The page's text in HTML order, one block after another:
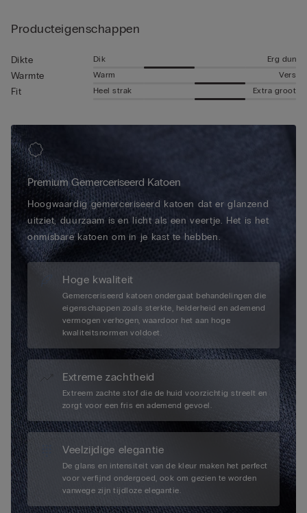
Producteigenschappen
Dikte Dik Erg dun
Warmte Warm Vers
Fit Heel strak Extra groot
Premium Gemerceriseerd Katoen
Hoogwaardig gemerceriseerd katoen dat er glanzend
uitziet, duurzaam is en licht als een veertje. Het is het
onmisbare katoen om in je kast te hebben.
Hoge kwaliteit
Gemerceriseerd katoen ondergaat behandelingen die
eigenschappen zoals sterkte, helderheid en ademend
vermogen verhogen, waardoor het aan hoge
kwaliteitsnormen voldoet.
Extreme zachtheid
Extreem zachte stof die de huid voorzichtig streelt en
zorgt voor een fris en ademend gevoel.
Veelzijdige elegantie
De glans en intensiteit van de kleur maken het perfect
voor verfijnd ondergoed, ook om gezien te worden
vanwege zijn tijdloze elegantie.